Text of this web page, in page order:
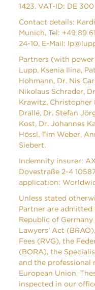
1423. VAT-ID: DE 300
Contact details:
Munich, Tel: +49 89
24-10, E-Mail:
Partners (with
Lupp, Ksenia Ilina,
Hohmann, Dr. Nis
Nikolaus Schrader,
Krawitz, Christopher
Drallé, Dr. Stefan
Kost, Dr. Johannes
Hössl, Tim Weber,
Siebert.
Indemnity insurer:
Dovestraße 2-4
application:
Unless stated
Partner are
Republic of
Lawyers’ Act
Fees (RVG), the
(BORA), the
and the professional
European Union.
inspected in our